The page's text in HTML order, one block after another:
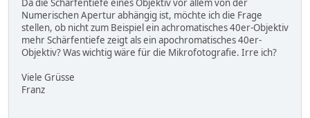
Da die Schärfentiefe eines Objektiv vor allem von der
Numerischen Apertur abhängig ist, möchte ich die Frage
stellen, ob nicht zum Beispiel ein achromatisches 40er-Objektiv
mehr Schärfentiefe zeigt als ein apochromatisches 40er-
Objektiv? Was wichtig wäre für die Mikrofotografie. Irre ich?
Viele Grüsse
Franz